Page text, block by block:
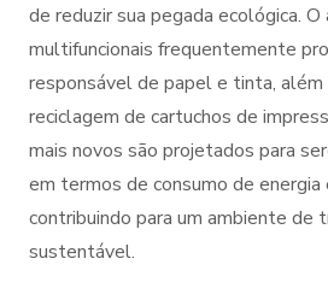
de reduzir sua pegada ecológica.
multifuncionais frequentemente
responsável de papel e tinta, além
reciclagem de cartuchos de
mais novos são projetados para
em termos de consumo de energia
contribuindo para um ambiente de
sustentável.